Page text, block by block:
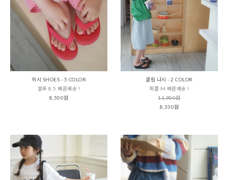
위시 SHOES - 5 COLOR
블루 8.5 빠른배송 !
8,500원
클림 나시 - 2 COLOR
퍼플 M 빠른배송 !
11,900원
8,330원